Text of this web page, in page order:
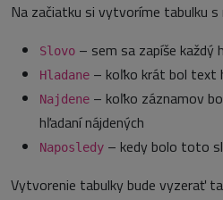
Na začiatku si vytvoríme tabulku s
Slovo – sem sa zapíše každý
Hladane – koľko krát bol text
Najdene – koľko záznamov
hľadaní nájdených
Naposledy – kedy bolo toto
Vytvorenie tabulky bude vyzerať